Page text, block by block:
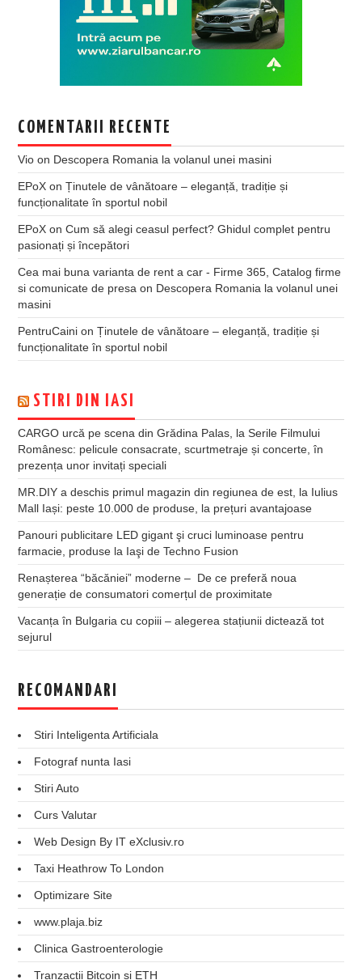
COMENTARII RECENTE
Vio on Descopera Romania la volanul unei masini
EPoX onȚinutele de vânătoare – eleganță, tradiție și
funcționalitate în sportul nobil
EPoX onCum să alegi ceasul perfect? Ghidul complet pentru
pasionați și începători
Cea mai buna varianta de rent a car - Firme 365, Catalog firme
si comunicate de presa on Descopera Romania la volanul unei
masini
PentruCaini onȚinutele de vânătoare – eleganță, tradiție și
funcționalitate în sportul nobil
STIRI DIN IASI
CARGO urcă pe scena din Grădina Palas, la Serile Filmului
Românesc: pelicule consacrate, scurtmetraje și concerte, în
prezența unor invitați speciali
MR.DIY a deschis primul magazin din regiunea de est, la Iulius
Mall Iași: peste 10.000 de produse, la prețuri avantajoase
Panouri publicitare LED gigant şi cruci luminoase pentru
farmacie, produse la Iaşi de Techno Fusion
Renașterea “băcăniei” moderne – De ce preferă noua
generație de consumatori comerțul de proximitate
Vacanța în Bulgaria cu copiii – alegerea stațiunii dictează tot
sejurul
RECOMANDARI
Stiri Inteligenta Artificiala
Fotograf nunta Iasi
Stiri Auto
Curs Valutar
Web Design By IT eXclusiv.ro
Taxi Heathrow To London
Optimizare Site
www.plaja.biz
Clinica Gastroenterologie
Tranzactii Bitcoin si ETH